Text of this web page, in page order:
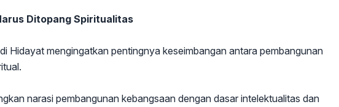
Ditopang Spiritualitas
Hidayat mengingatkan pentingnya keseimbangan antara pembangunan
narasi pembangunan kebangsaan dengan dasar intelektualitas dan